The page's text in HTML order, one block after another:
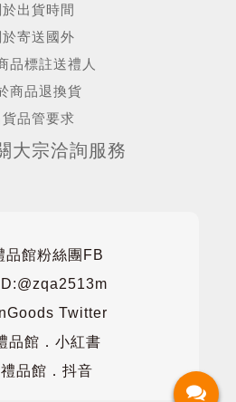
於出貨時間
於寄送國外
品標註送禮人
商品退換貨
貨品管要求
大宗洽詢服務
品館粉絲團FB
Twitter
品館．小紅書
品館．抖音